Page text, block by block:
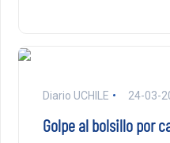
Diario UCHILE 24-03-
Golpe al bolsillo por